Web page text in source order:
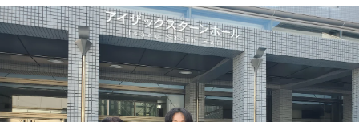
イベント・グッズ
YouTube
会社情報